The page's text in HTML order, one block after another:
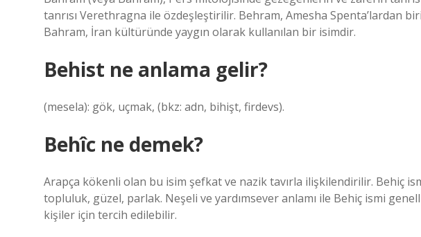
tanrısı Verethragna ile özdeşleştirilir. Behram, Amesha Spenta’lardan biri
Bahram, İran kültüründe yaygın olarak kullanılan bir isimdir.
Behist ne anlama gelir?
(mesela): gök, uçmak, (bkz: adn, bihişt, firdevs).
Behîc ne demek?
Arapça kökenli olan bu isim şefkat ve nazik tavırla ilişkilendirilir. Behiç
topluluk, güzel, parlak. Neşeli ve yardımsever anlamı ile Behiç ismi
kişiler için tercih edilebilir.